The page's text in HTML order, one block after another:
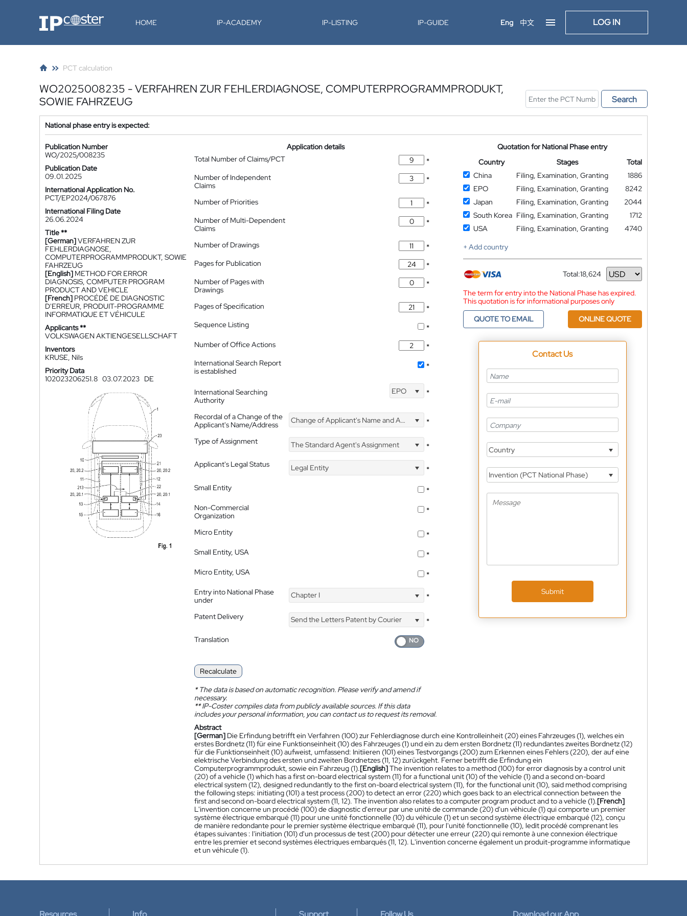
IP-Coster HOME IP-ACADEMY IP-LISTING IP-GUIDE Eng 中文 LOG IN
PCT calculation
WO2025008235 - VERFAHREN ZUR FEHLERDIAGNOSE, COMPUTERPROGRAMMPRODUKT,
SOWIE FAHRZEUG
Search
National phase entry is expected:
Publication Number
WO/2025/008235
Publication Date
09.01.2025
International Application No.
PCT/EP2024/067876
International Filing Date
26.06.2024
Title **
[German]VERFAHREN ZUR
FEHLERDIAGNOSE,
COMPUTERPROGRAMMPRODUKT, SOWIE
FAHRZEUG
[English] METHOD FOR ERROR
DIAGNOSIS, COMPUTER PROGRAM
PRODUCT AND VEHICLE
[French] PROCÉDÉ DE DIAGNOSTIC
D'ERREUR, PRODUIT-PROGRAMME
INFORMATIQUE ET VÉHICULE
Applicants **
VOLKSWAGEN AKTIENGESELLSCHAFT
Inventors
KRUSE, Nils
Priority Data
102023206251.8 03.07.2023 DE
Application details
Total Number of Claims/PCT
*
Number of Independent
Claims
*
Number of Priorities
*
Number of Multi-Dependent
Claims
*
Number of Drawings
*
Pages for Publication
*
Number of Pages with
Drawings
*
Pages of Specification
*
Sequence Listing
*
Number of Office Actions
*
International Search Report
is established
*
International Searching
Authority
EPO *
Recordal of a Change of the
Applicant's Name/Address
Change of Applicant's Name and Address *
Type of Assignment The Standard Agent's Assignment
*
Applicant's Legal Status
Legal Entity
*
Small Entity
*
Non-Commercial
Organization
*
Micro Entity
*
Small Entity, USA
*
Micro Entity, USA
*
Entry into National Phase
under
Chapter I *
Patent Delivery Send the Letters Patent by Courier
*
Translation
Recalculate
*The data is based on automatic recognition. Please verify and amend if
necessary.
**IP-Coster compiles data from publicly available sources. If this data
includes your personal information, you can contact us to request its removal.
Quotation for National Phase entry
Country
Stages
Total
China
Filing, Examination, Granting
1886
EPO
Filing, Examination, Granting
8242
Japan
Filing, Examination, Granting
2044
South Korea Filing, Examination, Granting
1712
USA
Filing, Examination, Granting
4740
+ Add country
Total:18,624
Currency
The term for entry into the National Phase has expired.
This quotation is for informational purposes only
QUOTE TO EMAIL
ONLINE QUOTE
Contact Us
Country
Invention (PCT National Phase)
Submit
Abstract
[German] Die Erfindung betrifft ein Verfahren (100) zur Fehlerdiagnose durch eine Kontrolleinheit (20) eines Fahrzeuges (1), welches ein
erstes Bordnetz (11) für eine Funktionseinheit (10) des Fahrzeuges (1) und ein zu dem ersten Bordnetz (11) redundantes zweites Bordnetz (12)
für die Funktionseinheit (10) aufweist, umfassend: Initiieren (101) eines Testvorgangs (200) zum Erkennen eines Fehlers (220), der auf eine
elektrische Verbindung des ersten und zweiten Bordnetzes (11, 12) zurückgeht. Ferner betrifft die Erfindung ein
Computerprogrammprodukt, sowie ein Fahrzeug (1).[English]The invention relates to a method (100) for error diagnosis by a control unit
(20) of a vehicle (1) which has a first on-board electrical system (11) for a functional unit (10) of the vehicle (1) and a second on-board
electrical system (12), designed redundantly to the first on-board electrical system (11), for the functional unit (10), said method comprising
the following steps: initiating (101) a test process (200) to detect an error (220) which goes back to an electrical connection between the
first and second on-board electrical system (11, 12). The invention also relates to a computer program product and to a vehicle (1).[French]
L'invention concerne un procédé (100) de diagnostic d'erreur par une unité de commande (20) d'un véhicule (1) qui comporte un premier
système électrique embarqué (11) pour une unité fonctionnelle (10) du véhicule (1) et un second système électrique embarqué (12), conçu
de manière redondante pour le premier système électrique embarqué (11), pour l'unité fonctionnelle (10), ledit procédé comprenant les
étapes suivantes : l'initiation (101) d'un processus de test (200) pour détecter une erreur (220) qui remonte à une connexion électrique
entre les premier et second systèmes électriques embarqués (11, 12). L'invention concerne également un produit-programme informatique
et un véhicule (1).